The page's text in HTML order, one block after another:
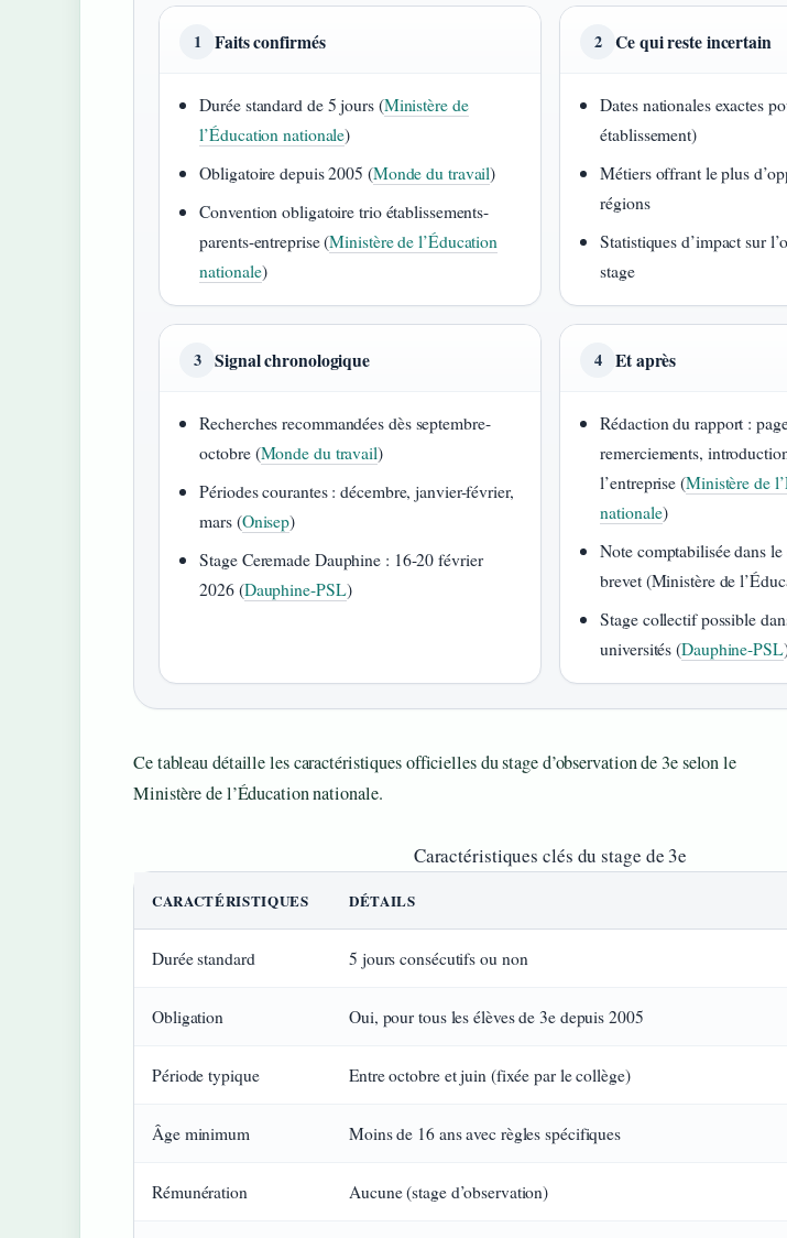
1 Faits confirmés
Durée standard de 5 jours (Ministère de
l’Éducation nationale)
Obligatoire depuis 2005 (Monde du travail)
Convention obligatoire trio établissements-
parents-entreprise (Ministère de l’Éducation
nationale)
2 Ce qui reste incertain
Dates nationales exactes
établissement)
Métiers offrant le plus
régions
Statistiques d’impact sur
stage
3 Signal chronologique
Recherches recommandées dès septembre-
octobre (Monde du travail)
Périodes courantes : décembre, janvier-février,
mars (Onisep)
Stage Ceremade Dauphine : 16-20 février
2026 (Dauphine-PSL)
4 Et après
Rédaction du rapport :
remerciements,
l’entreprise (Ministère de
nationale)
Note comptabilisée dans
brevet (Ministère de
Stage collectif possible
universités (Dauphine-PSL
Ce tableau détaille les caractéristiques officielles du stage d’observation de 3e selon le
Ministère de l’Éducation nationale.
Caractéristiques clés du stage de 3e
CARACTÉRISTIQUES DÉTAILS
Durée standard 5 jours consécutifs ou non
Obligation Oui, pour tous les élèves de 3e depuis 2005
Période typique Entre octobre et juin (fixée par le collège)
Âge minimum Moins de 16 ans avec règles spécifiques
Rémunération Aucune (stage d’observation)